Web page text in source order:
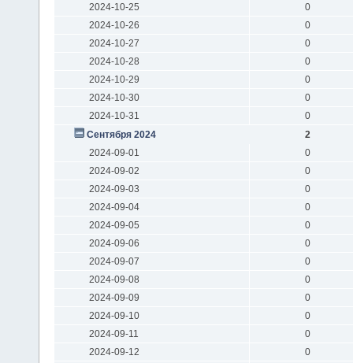
2024-10-25
0
2024-10-26
0
2024-10-27
0
2024-10-28
0
2024-10-29
0
2024-10-30
0
2024-10-31
0
Сентября 2024
2
2024-09-01
0
2024-09-02
0
2024-09-03
0
2024-09-04
0
2024-09-05
0
2024-09-06
0
2024-09-07
0
2024-09-08
0
2024-09-09
0
2024-09-10
0
2024-09-11
0
2024-09-12
0